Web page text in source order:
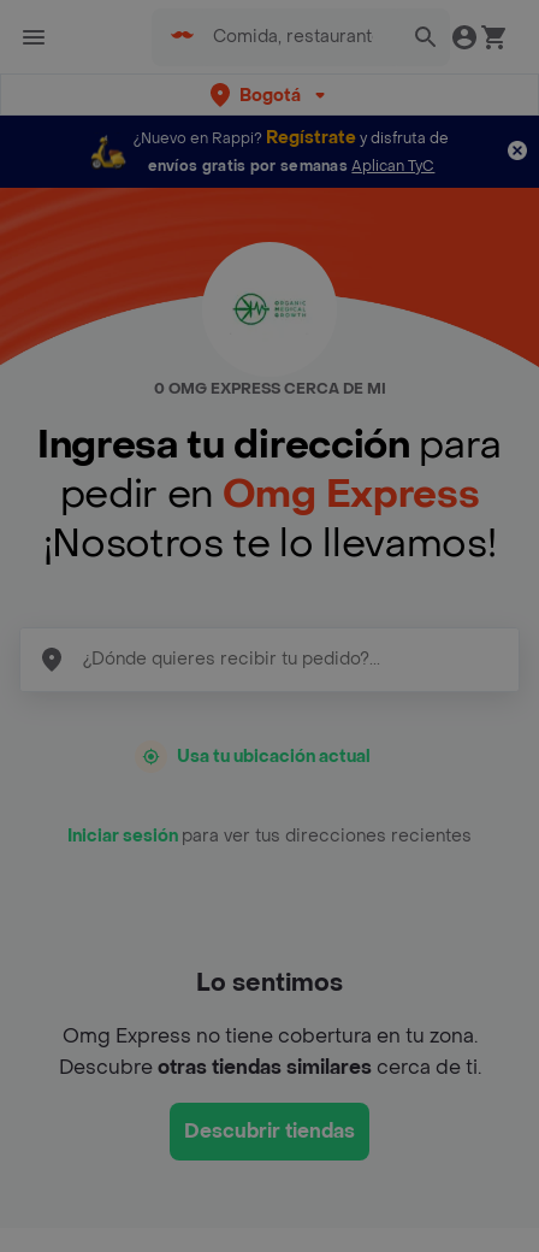
Bogotá
¿Nuevo en Rappi? Regístratey disfruta de
envíos gratis por semanas Aplican TyC
0 OMG EXPRESS CERCA DE MI
Ingresa tu dirección para
pedir en Omg Express
¡Nosotros te lo llevamos!
Usa tu ubicación actual
Iniciar sesión para ver tus direcciones recientes
Lo sentimos
Omg Express no tiene cobertura en tu zona.
Descubreotras tiendas similarescerca de ti.
Descubrir tiendas